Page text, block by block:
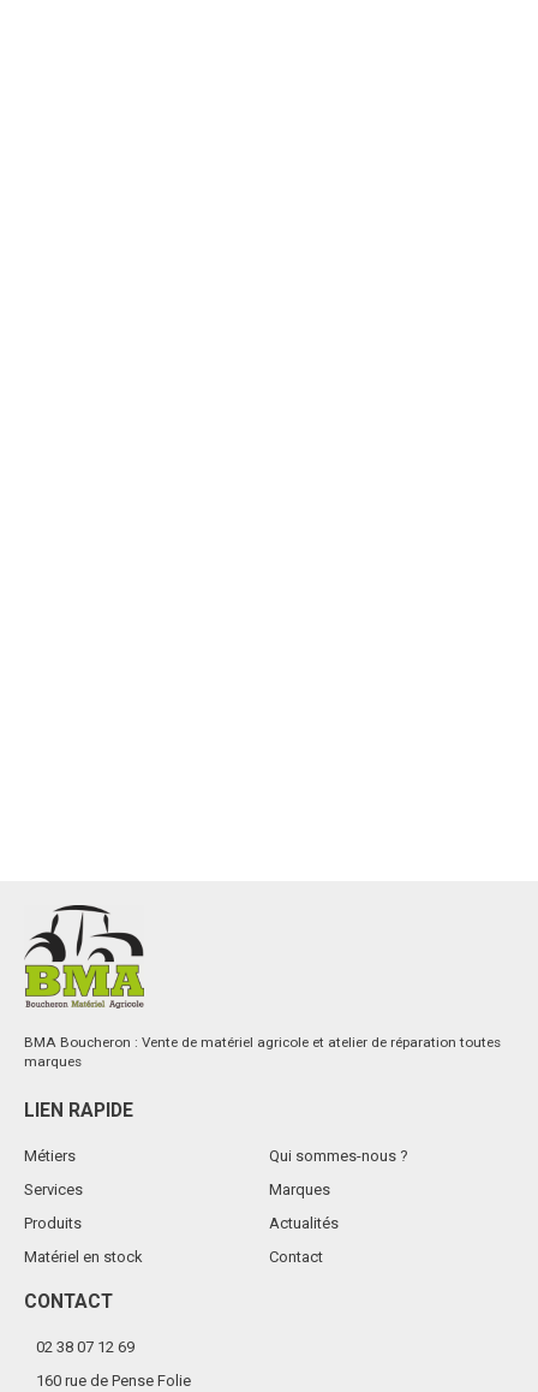
BMA Boucheron : Vente de matériel agricole et atelier de réparation toutes
marques
LIEN RAPIDE
Métiers
Services
Produits
Matériel en stock
Qui sommes-nous ?
Marques
Actualités
Contact
CONTACT
02 38 07 12 69
160 rue de Pense Folie